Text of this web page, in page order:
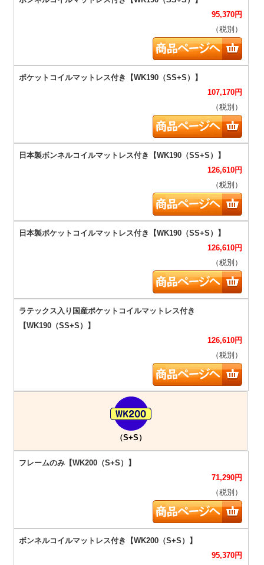
95,370円
（税別）
107,170円
（税別）
126,610円
（税別）
126,610円
（税別）
126,610円
（税別）
（S+S）
71,290円
（税別）
95,370円